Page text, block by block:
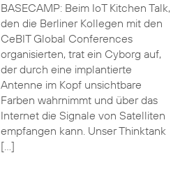
BASECAMP: Beim IoT Kitchen Talk,
den die Berliner Kollegen mit den
CeBIT Global Conferences
organisierten, trat ein Cyborg auf,
der durch eine implantierte
Antenne im Kopf unsichtbare
Farben wahrnimmt und über das
Internet die Signale von Satelliten
empfangen kann. Unser Thinktank
[…]